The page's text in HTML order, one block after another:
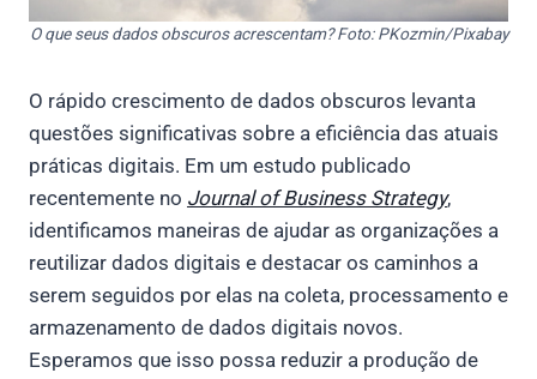
O que seus dados obscuros acrescentam? Foto: PKozmin/Pixabay
O rápido crescimento de dados obscuros levanta
questões significativas sobre a eficiência das atuais
práticas digitais. Em um estudo publicado
recentemente no Journal of Business Strategy,
identificamos maneiras de ajudar as organizações a
reutilizar dados digitais e destacar os caminhos a
serem seguidos por elas na coleta, processamento e
armazenamento de dados digitais novos.
Esperamos que isso possa reduzir a produção de